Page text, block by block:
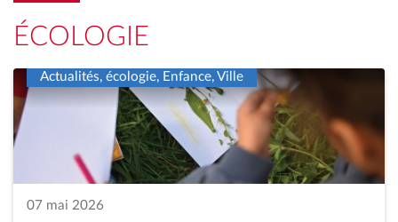
ÉCOLOGIE
Actualités, écologie, Enfance, Ville
07 mai 2026